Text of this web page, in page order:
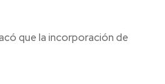
que la incorporación de